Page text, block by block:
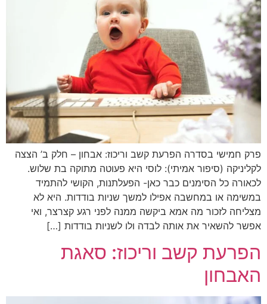
פרק חמישי בסדרה הפרעת קשב וריכוז: אבחון – חלק ב’ הצצה
לקליניקה (סיפור אמיתי): לוסי היא פעוטה מתוקה בת שלוש.
לכאורה כל הסימנים כבר כאן- הפעלתנות, הקושי להתמיד
במשימה או במחשבה אפילו למשך שניות בודדות. היא לא
מצליחה לזכור מה אמא ביקשה ממנה לפני רגע קצרצר, ואי
אפשר להשאיר את אותה לבדה ולו לשניות בודדות […]
הפרעת קשב וריכוז: סאגת
האבחון